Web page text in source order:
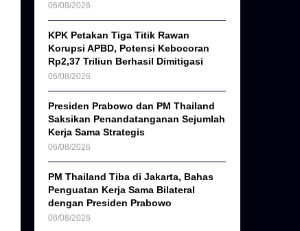
06/08/2026
KPK Petakan Tiga Titik Rawan
Korupsi APBD, Potensi Kebocoran
Rp2,37 Triliun Berhasil Dimitigasi
06/08/2026
Presiden Prabowo dan PM Thailand
Saksikan Penandatanganan Sejumlah
Kerja Sama Strategis
06/08/2026
PM Thailand Tiba di Jakarta, Bahas
Penguatan Kerja Sama Bilateral
dengan Presiden Prabowo
06/08/2026